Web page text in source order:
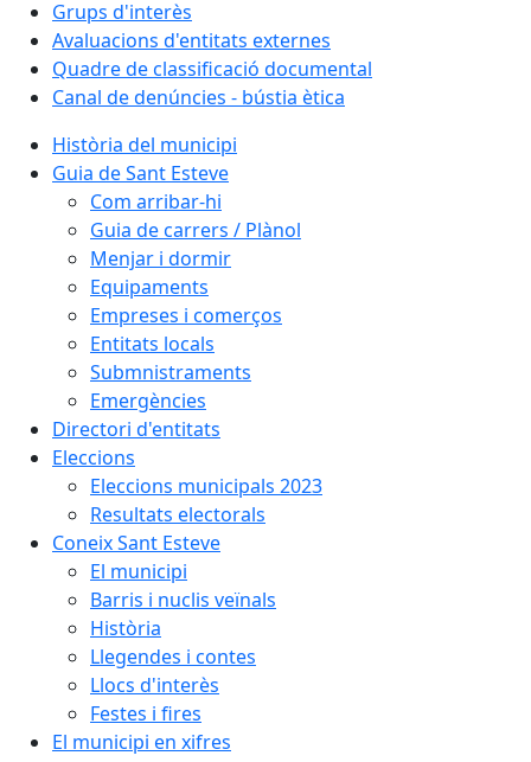
Grups d'interès
Avaluacions d'entitats externes
Quadre de classificació documental
Canal de denúncies - bústia ètica
Història del municipi
Guia de Sant Esteve
Com arribar-hi
Guia de carrers / Plànol
Menjar i dormir
Equipaments
Empreses i comerços
Entitats locals
Submnistraments
Emergències
Directori d'entitats
Eleccions
Eleccions municipals 2023
Resultats electorals
Coneix Sant Esteve
El municipi
Barris i nuclis veïnals
Història
Llegendes i contes
Llocs d'interès
Festes i fires
El municipi en xifres